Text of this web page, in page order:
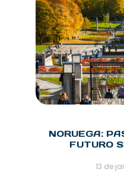
NORUEGA:
FUTURO
13 de